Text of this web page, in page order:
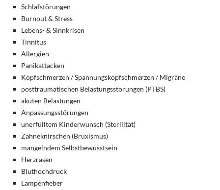
Schlafstörungen
Burnout & Stress
Lebens- & Sinnkrisen
Tinnitus
Allergien
Panikattacken
Kopfschmerzen / Spannungskopfschmerzen / Migräne
posttraumatischen Belastungsstörungen (PTBS)
akuten Belastungen
Anpassungsstörungen
unerfülltem Kinderwunsch (Sterilität)
Zähneknirschen (Bruxismus)
mangelndem Selbstbewusstsein
Herzrasen
Bluthochdruck
Lampenfieber